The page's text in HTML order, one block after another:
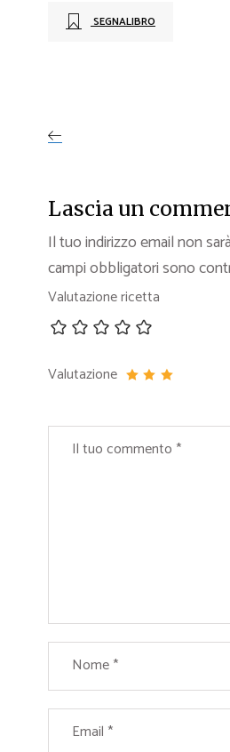
SEGNALIBRO
Lascia un
Il tuo indirizzo email non
campi obbligatori sono
Valutazione ricetta
Valutazione